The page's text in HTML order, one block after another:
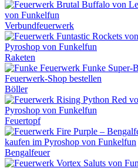
Verbundfeuerwerk
Raketen
Böller
Feuertopf
Bengalfeuer